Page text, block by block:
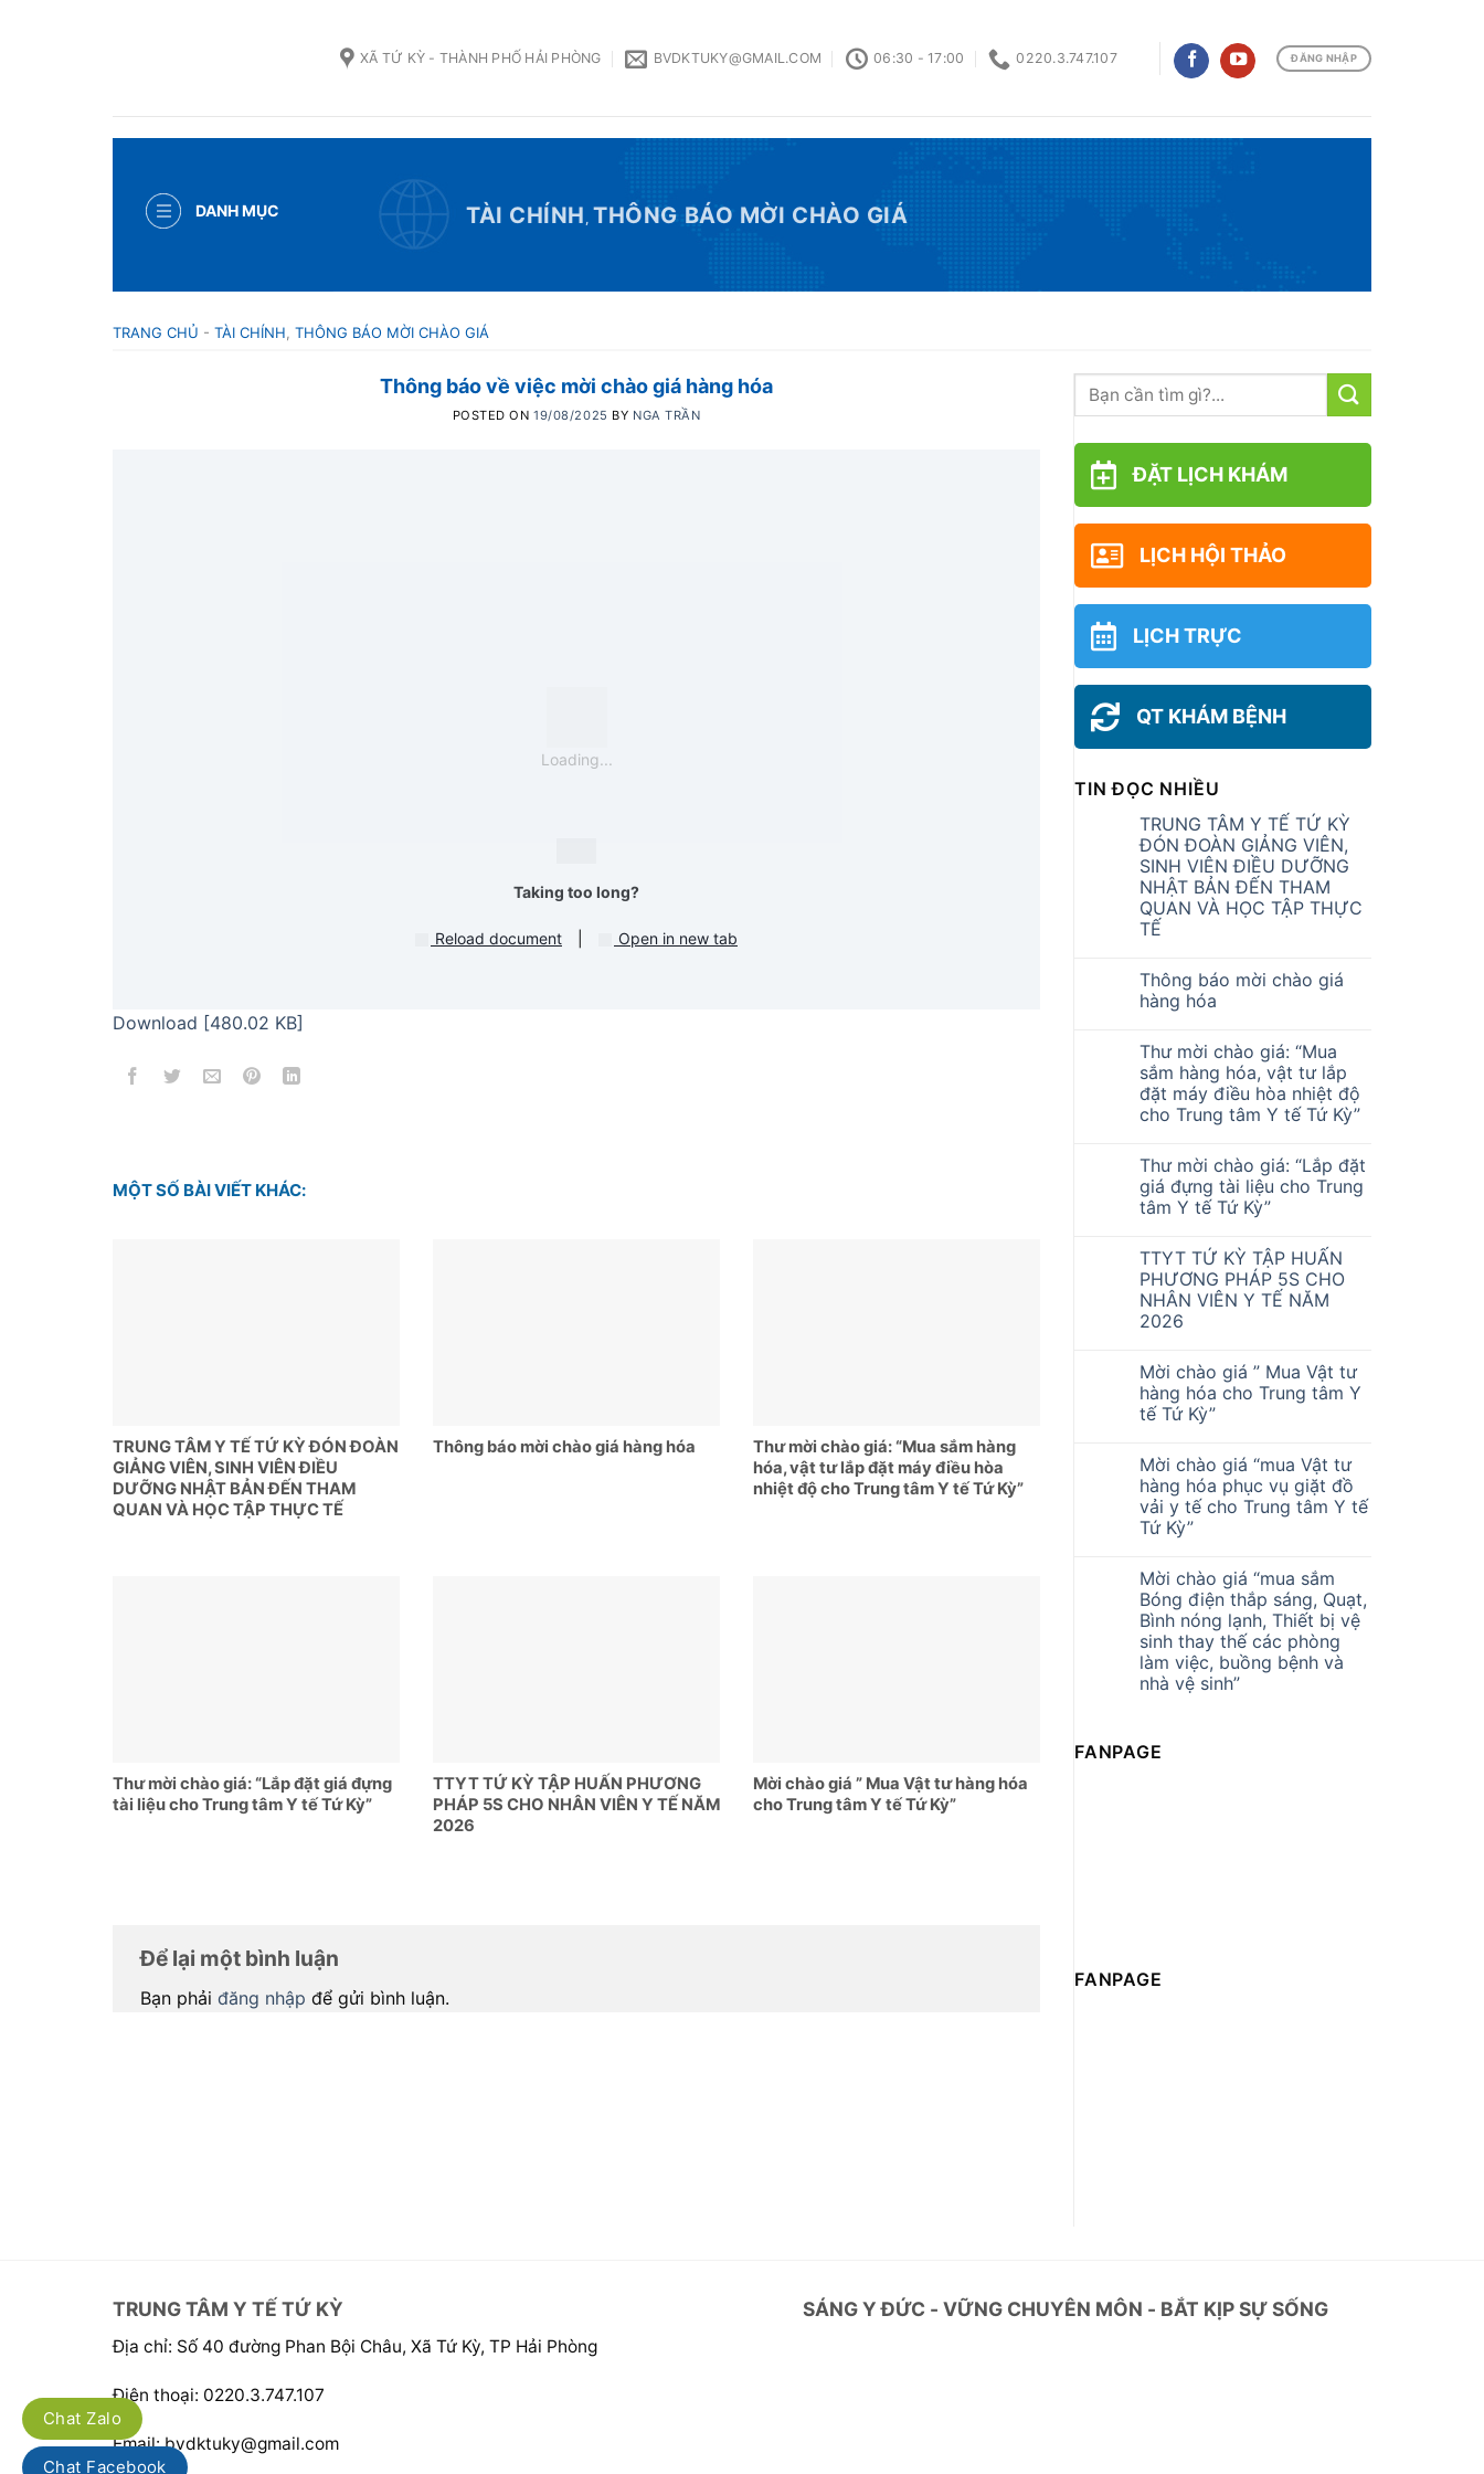
XÃ TỨ KỲ - THÀNH PHỐ HẢI PHÒNG BVDKTUKY@GMAIL.COM 06:30 - 17:00 0220.3.747.107 ĐĂNG NHẬP
DANH MỤC TÀI CHÍNH , THÔNG BÁO MỜI CHÀO GIÁ
TRANG CHỦ - TÀI CHÍNH THÔNG BÁO MỜI CHÀO GIÁ
Thông báo về việc mời chào giá hàng hóa
POSTED ON19/08/2025 BY NGA TRẦN
Loading...
Taking too long?
Reload document Open in new tab
Download [480.02 KB]
MỘT SỐ BÀI VIẾT KHÁC:
TRUNG TÂM Y TẾ TỨ KỲ ĐÓN ĐOÀN
GIẢNG VIÊN, SINH VIÊN ĐIỀU
DƯỠNG NHẬT BẢN ĐẾN THAM
QUAN VÀ HỌC TẬP THỰC TẾ
Thông báo mời chào giá hàng hóa
Thư mời chào giá: “Mua sắm hàng
hóa, vật tư lắp đặt máy điều hòa
nhiệt độ cho Trung tâm Y tế Tứ Kỳ”
Thư mời chào giá: “Lắp đặt giá đựng
tài liệu cho Trung tâm Y tế Tứ Kỳ”
TTYT TỨ KỲ TẬP HUẤN PHƯƠNG
PHÁP 5S CHO NHÂN VIÊN Y TẾ NĂM
2026
Mời chào giá ” Mua Vật tư hàng hóa
cho Trung tâm Y tế Tứ Kỳ”
Để lại một bình luận
Bạn phải đăng nhập để gửi bình luận.
ĐẶT LỊCH KHÁM
LỊCH HỘI THẢO
LỊCH TRỰC
QT KHÁM BỆNH
TIN ĐỌC NHIỀU
TRUNG TÂM Y TẾ TỨ KỲ
ĐÓN ĐOÀN GIẢNG VIÊN,
SINH VIÊN ĐIỀU DƯỠNG
NHẬT BẢN ĐẾN THAM
QUAN VÀ HỌC TẬP THỰC
TẾ
Thông báo mời chào giá
hàng hóa
Thư mời chào giá: “Mua
sắm hàng hóa, vật tư lắp
đặt máy điều hòa nhiệt độ
cho Trung tâm Y tế Tứ Kỳ”
Thư mời chào giá: “Lắp đặt
giá đựng tài liệu cho Trung
tâm Y tế Tứ Kỳ”
TTYT TỨ KỲ TẬP HUẤN
PHƯƠNG PHÁP 5S CHO
NHÂN VIÊN Y TẾ NĂM
2026
Mời chào giá ” Mua Vật tư
hàng hóa cho Trung tâm Y
tế Tứ Kỳ”
Mời chào giá “mua Vật tư
hàng hóa phục vụ giặt đồ
vải y tế cho Trung tâm Y tế
Tứ Kỳ”
Mời chào giá “mua sắm
Bóng điện thắp sáng, Quạt,
Bình nóng lạnh, Thiết bị vệ
sinh thay thế các phòng
làm việc, buồng bệnh và
nhà vệ sinh”
FANPAGE
FANPAGE
TRUNG TÂM Y TẾ TỨ KỲ
Địa chỉ: Số 40 đường Phan Bội Châu, Xã Tứ Kỳ, TP Hải Phòng
Điện thoại: 0220.3.747.107
Email: bvdktuky@gmail.com
SÁNG Y ĐỨC - VỮNG CHUYÊN MÔN - BẮT KỊP SỰ SỐNG
Chat Zalo
Chat Facebook